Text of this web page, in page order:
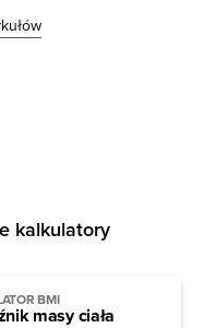
kalkulatory
BMI
masy ciała